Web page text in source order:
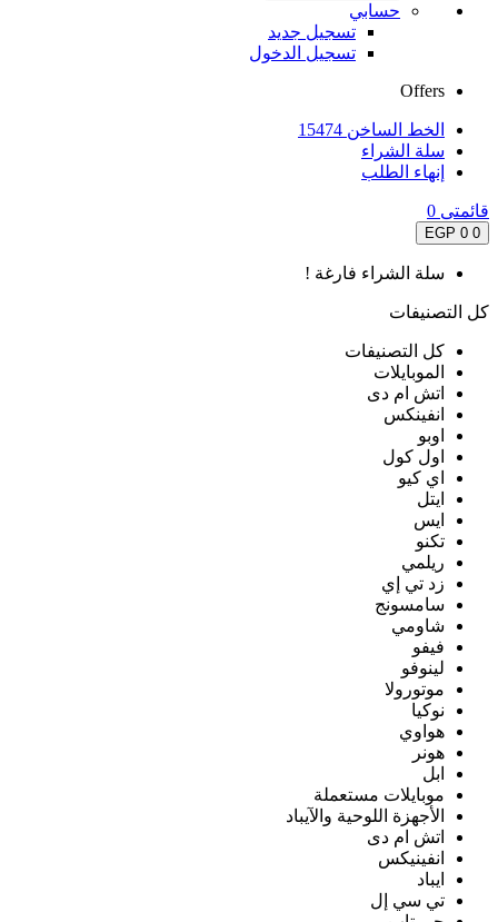
حسابي
تسجيل جديد
تسجيل الدخول
Offers
الخط الساخن 15474
سلة الشراء
إنهاء الطلب
قائمتى 0
0
0 EGP
سلة الشراء فارغة !
كل التصنيفات
كل التصنيفات
الموبايلات
اتش ام دى
انفينكس
اوبو
اول كول
اي كيو
ايتل
ايس
تكنو
ريلمي
زد تي إي
سامسونج
شاومي
فيفو
لينوفو
موتورولا
نوكيا
هواوي
هونر
ابل
موبايلات مستعملة
الأجهزة اللوحية والآيباد
اتش ام دى
انفينيكس
ايباد
تي سي إل